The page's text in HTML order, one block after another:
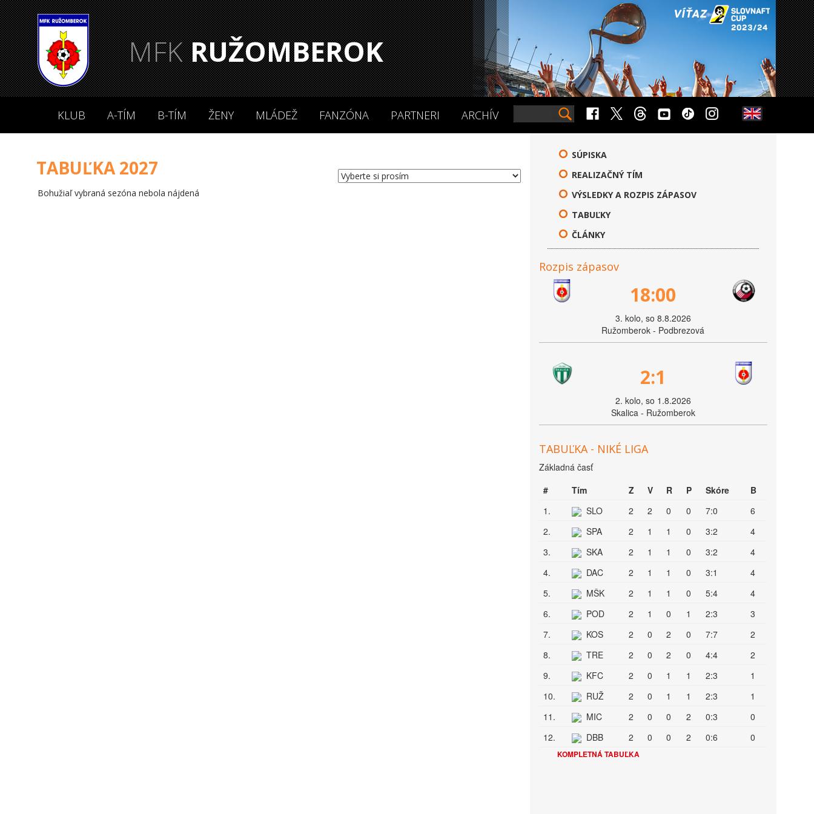
MFKRUŽOMBEROK
KLUB A-TÍM B-TÍM ŽENY MLÁDEŽ FANZÓNA PARTNERI ARCHÍV
TABUĽKA 2027
Bohužiaľ vybraná sezóna nebola nájdená
SÚPISKA
REALIZAČNÝ TÍM
VÝSLEDKY A ROZPIS ZÁPASOV
TABUĽKY
ČLÁNKY
Rozpis zápasov
18:00
3. kolo, so 8.8.2026
Ružomberok - Podbrezová
2:1
2. kolo, so 1.8.2026
Skalica - Ružomberok
TABUĽKA - NIKÉ LIGA
Základná časť
#
Tím Z V R P Skóre
B
1.
SLO 2 2 0 0 7:0
6
2.
SPA 2 1 1 0 3:2
4
3.
SKA 2 1 1 0 3:2
4
4.
DAC 2 1 1 0 3:1
4
5.
MŠK 2 1 1 0 5:4
4
6.
POD 2 1 0 1 2:3
3
7.
KOS 2 0 2 0 7:7
2
8.
TRE 2 0 2 0 4:4
2
9.
KFC 2 0 1 1 2:3
1
10.
RUŽ 2 0 1 1 2:3
1
11.
MIC 2 0 0 2 0:3
0
12.
DBB 2 0 0 2 0:6 0
KOMPLETNÁ TABUĽKA